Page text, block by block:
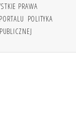
PRAWA
POLITYKA